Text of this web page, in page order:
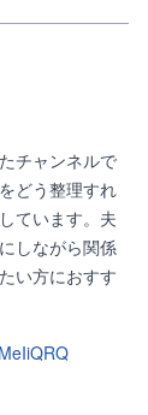
チャンネルで
どう整理すれ
ています。夫
しながら関係
い方におすす